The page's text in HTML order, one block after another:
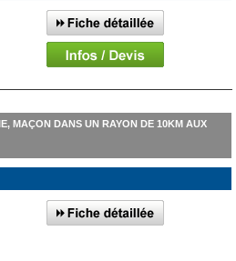
MAÇON DANS UN RAYON DE 10KM AUX